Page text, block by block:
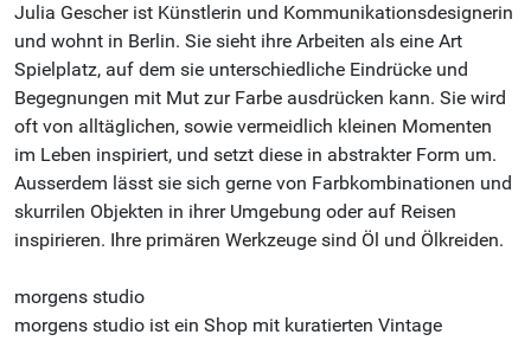
Julia Gescher ist Künstlerin und Kommunikationsdesignerin
und wohnt in Berlin. Sie sieht ihre Arbeiten als eine Art
Spielplatz, auf dem sie unterschiedliche Eindrücke und
Begegnungen mit Mut zur Farbe ausdrücken kann. Sie wird
oft von alltäglichen, sowie vermeidlich kleinen Momenten
im Leben inspiriert, und setzt diese in abstrakter Form um.
Ausserdem lässt sie sich gerne von Farbkombinationen und
skurrilen Objekten in ihrer Umgebung oder auf Reisen
inspirieren. Ihre primären Werkzeuge sind Öl und Ölkreiden.
morgens studio
morgens studio ist ein Shop mit kuratierten Vintage